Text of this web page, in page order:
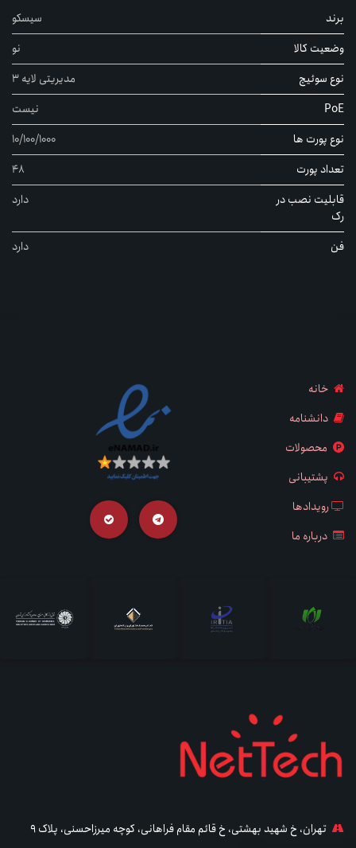
برند
سیسکو
وضعیت کالا
نو
نوع سوئیچ
مدیریتی لایه 3
PoE
نیست
نوع پورت ها
10/100/1000
تعداد پورت
48
قابلیت نصب در
رک
دارد
فن دارد
خانه
دانشنامه
محصولات
پشتیبانی
رویدادها
درباره ما
تهران، خ شهید بهشتی، خ قائم مقام فراهانی، کوچه میرزاحسنی، پلاک ۹